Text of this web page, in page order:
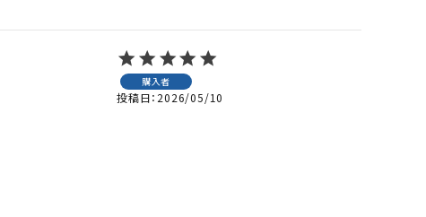
購入者
投稿日 2026/05/10